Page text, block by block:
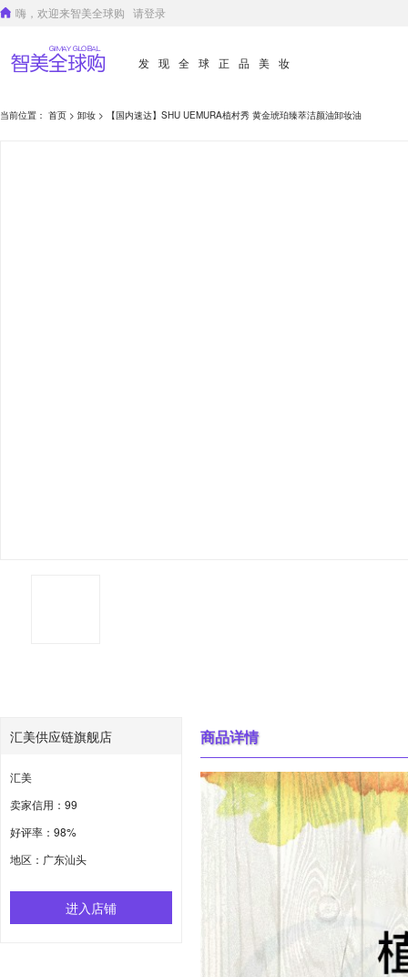
嗨，欢迎来智美全球购 请登录
发现全球正品美妆
当前位置： 首页 > 卸妆 > 【国内速达】SHU UEMURA植村秀 黄金琥珀臻萃洁颜油卸妆油
汇美供应链旗舰店
汇美
卖家信用：99
好评率：98%
地区：广东汕头
进入店铺
商品详情